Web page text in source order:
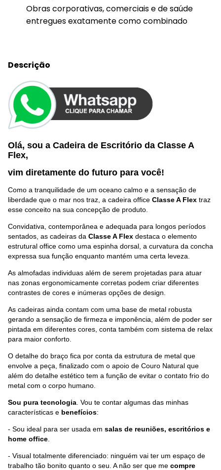
Obras corporativas, comerciais e de saúde
entregues exatamente como combinado
Descrição
Olá, sou a Cadeira de Escritório da Classe A
Flex,
vim diretamente do futuro para você!
Como a tranquilidade de um oceano calmo e a sensação de
liberdade que o mar nos traz, a cadeira office Classe A Flex traz
esse conceito na sua concepção de produto.
Convidativa, contemporânea e adequada para longos períodos
sentados, as cadeiras da Classe A Flex destaca o elemento
estrutural office como uma espinha dorsal, a curvatura da concha
expressa sua função enquanto mantém uma certa leveza.
As almofadas individuas além de serem projetadas para atuar
nas zonas ergonomicamente corretas podem criar diferentes
contrastes de cores e inúmeras opções de design.
As cadeiras ainda contam com uma base de metal robusta
gerando a sensação de firmeza e imponência, além de poder ser
pintada em diferentes cores, conta também com sistema de relax
para maior conforto.
O detalhe do braço fica por conta da estrutura de metal que
envolve a peça, finalizado com o apoio de Couro Natural que
além do detalhe estético tem a função de evitar o contato frio do
metal com o corpo humano.
Sou pura tecnologia . Vou te contar algumas das minhas
características e benefícios:
- Sou ideal para ser usada em salas de reuniões, escritórios e
home office
- Visual totalmente diferenciado: ninguém vai ter um espaço de
trabalho tão bonito quanto o seu. A não ser que me compre